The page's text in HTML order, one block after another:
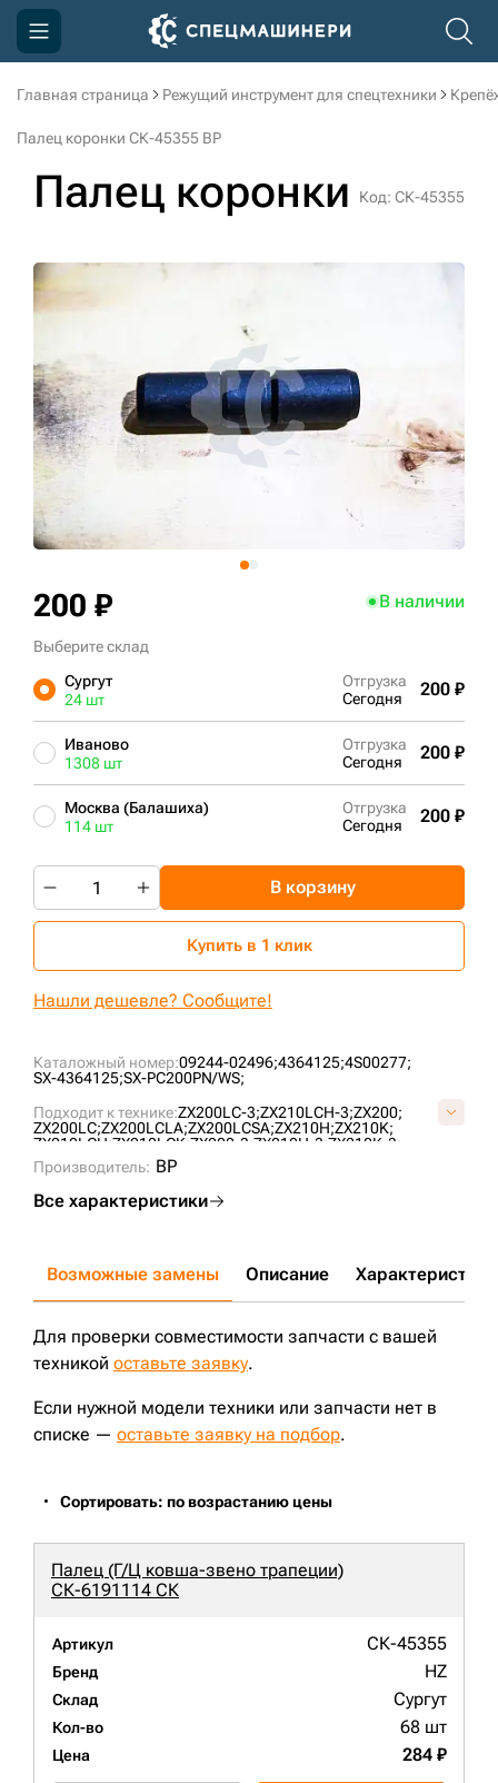
Главная страница Режущий инструмент для спецтехники
Палец коронки СК-45355 BP
Палец коронки Код: СК-45355
Каталожный номер:09244-02496;4364125;4S00277;
SX-4364125;SX-PC200PN/WS;
Подходит к технике:ZX200LC-3;ZX210LCH-3;ZX200;
ZX200LC;ZX200LCLA;ZX200LCSA;ZX210H;ZX210K;
ZX210LCH;ZX210LCK;ZX200-3;ZX210H-3;ZX210K-3;
ZX210L-3;
ZX210L3-AP;
PC200LC-7;PC200-7;
ZX200-5G;
PC200-8;PC200-3;PC200LC-8;
Производитель: BP
Все характеристики
200 ₽ В наличии
Выберите склад
Сургут
24 шт
Отгрузка
Сегодня
200 ₽
Иваново
1308 шт
Отгрузка
Сегодня
200 ₽
Москва (Балашиха)
114 шт
Отгрузка
Сегодня
200 ₽
В корзину
Купить в 1 клик
Нашли дешевле? Сообщите!
Возможные замены Описание Характеристики
Для проверки совместимости запчасти с вашей
техникой оставьте заявку.
Если нужной модели техники или запчасти нет в
списке — оставьте заявку на подбор.
Сортировать: по возрастанию цены
Палец (Г/Ц ковша-звено трапеции)
СК-6191114 СК
Артикул СК-45355
Бренд HZ
Склад Сургут
Кол-во 68 шт
Цена 284 ₽
Компания
Доставка и оплата
Контакты
3D тур по складам
sksale@skdst.ru
+7 (499) 394-50-93